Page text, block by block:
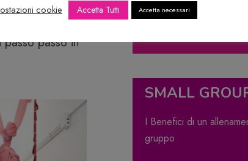
al meglio la
passo passo in
Percorsi One To One
SMALL
I Benefici di un
gruppo
cookie
Accetta Tutti Accetta necessari